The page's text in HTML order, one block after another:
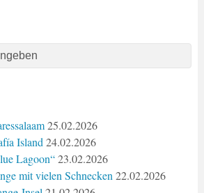
25.02.2026
Island 24.02.2026
Lagoon“ 23.02.2026
mit vielen Schnecken 22.02.2026